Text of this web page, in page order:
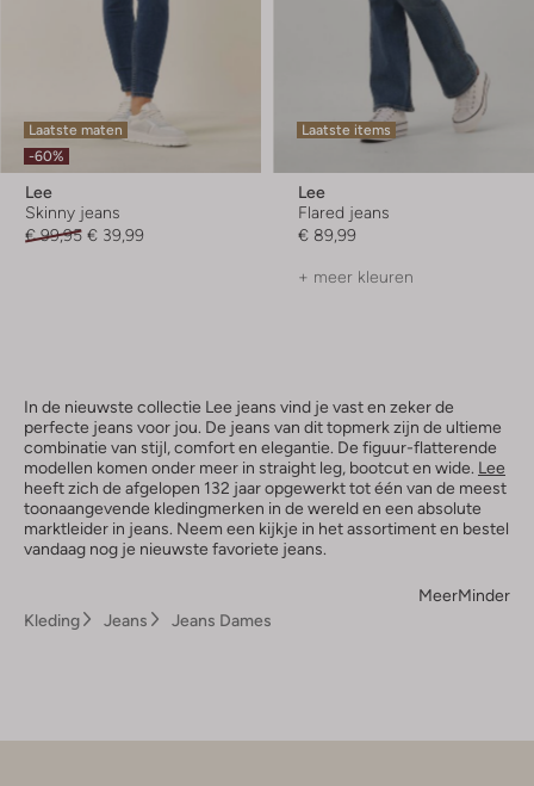
Laatste maten
-60%
Lee
Skinny jeans
€ 99,95 € 39,99
Laatste items
Lee
Flared jeans
€ 89,99
+ meer kleuren
In de nieuwste collectie Lee jeans vind je vast en zeker de
perfecte jeans voor jou. De jeans van dit topmerk zijn de ultieme
combinatie van stijl, comfort en elegantie. De figuur-flatterende
modellen komen onder meer in straight leg, bootcut en wide. Lee
heeft zich de afgelopen 132 jaar opgewerkt tot één van de meest
toonaangevende kledingmerken in de wereld en een absolute
marktleider in jeans. Neem een kijkje in het assortiment en bestel
vandaag nog je nieuwste favoriete jeans.
MeerMinder
Kleding
Jeans Jeans Dames